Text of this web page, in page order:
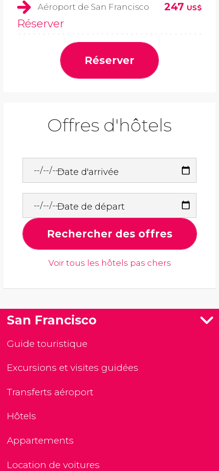
Aéroport de San Francisco
247 US$
Réserver
Réserver
Offres d'hôtels
Date d'arrivée
Date de départ
Rechercher des offres
Voir tous les hôtels pas chers
San Francisco
Guide touristique
Excursions et visites guidées
Transferts aéroport
Hôtels
Appartements
Location de voitures